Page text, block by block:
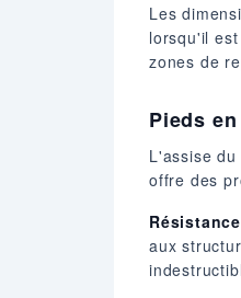
Les
lorsqu'il
zones de
Pieds
L'assise
offre des
aux